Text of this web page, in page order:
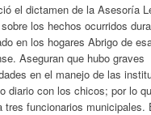
el dictamen de la Asesoría
los hechos ocurridos
en los hogares Abrigo de
Aseguran que hubo graves
en el manejo de las
diario con los chicos; por lo
tres funcionarios